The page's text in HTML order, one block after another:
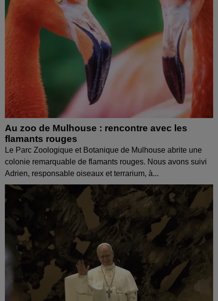
Au zoo de Mulhouse : rencontre avec les
flamants rouges
Le Parc Zoologique et Botanique de Mulhouse abrite une
colonie remarquable de flamants rouges. Nous avons suivi
Adrien, responsable oiseaux et terrarium, à...